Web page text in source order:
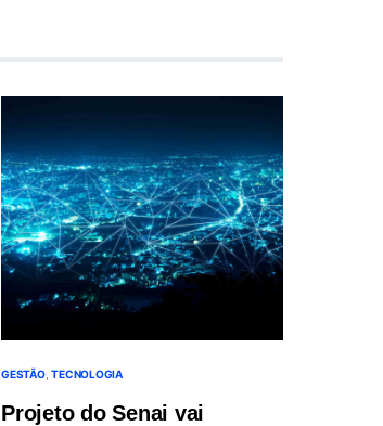
GESTÃO TECNOLOGIA
Projeto do Senai vai